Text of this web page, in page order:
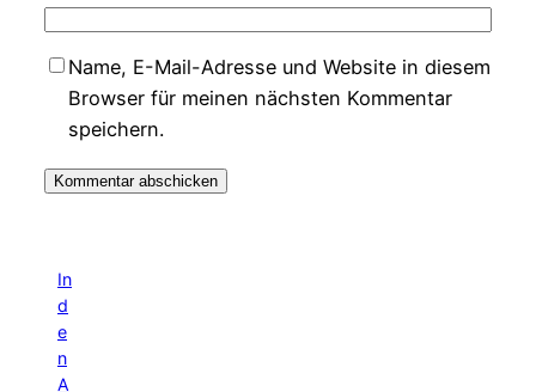
Name, E-Mail-Adresse und Website in diesem
Browser für meinen nächsten Kommentar
speichern.
In
d
e
n
A